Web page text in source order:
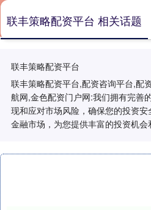
联丰策略配资平台
联丰策略配资平台,配资咨询平台,配
航网,金色配资门户网:我们拥有完善
现和应对市场风险，确保您的投资
金融市场，为您提供丰富的投资机会
联丰策略配资平台 相关话题